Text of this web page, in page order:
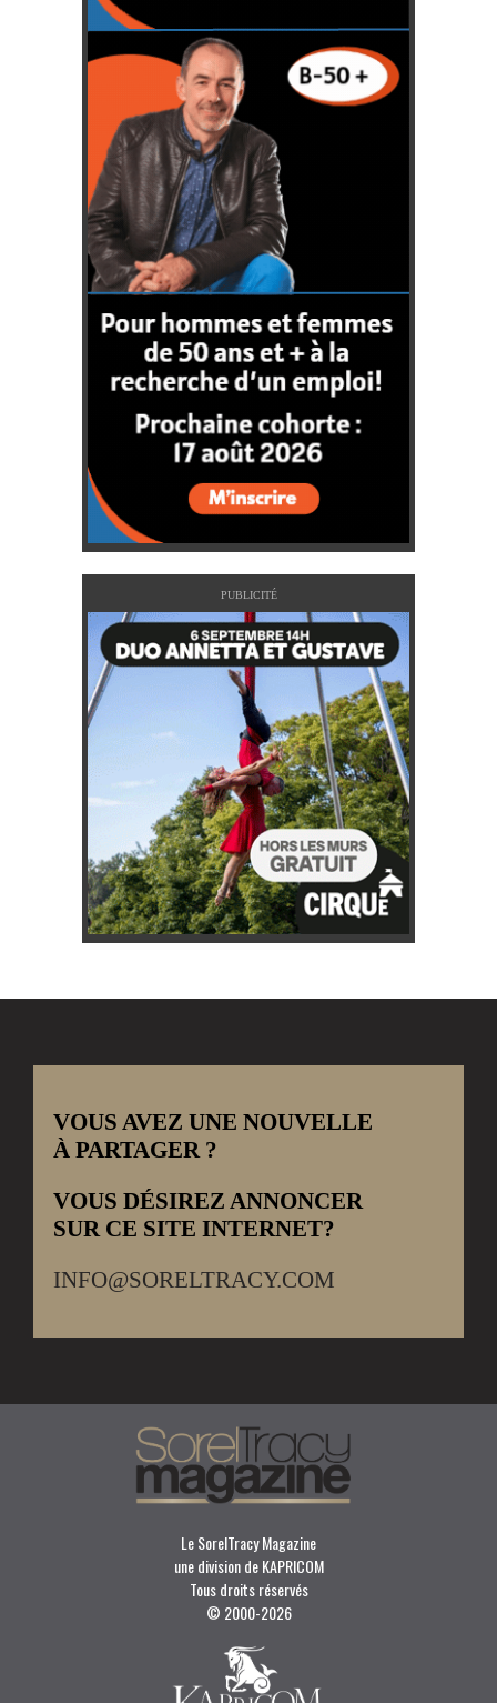
PUBLICITÉ
VOUS AVEZ UNE NOUVELLE
À PARTAGER ?
VOUS DÉSIREZ ANNONCER
SUR CE SITE INTERNET?
INFO@SORELTRACY.COM
Le SorelTracy Magazine
une division de KAPRICOM
Tous droits réservés
© 2000-2026